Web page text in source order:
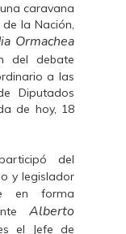
caravana
la Nación,
Ormachea
del debate
a las
Diputados
de hoy, 18
del
y legislador
en forma
Alberto
el Jefe de